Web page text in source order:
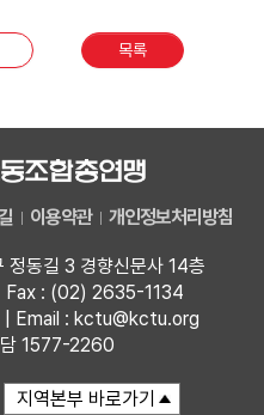
목록
이용약관 개인정보처리방침
동길 3 경향신문사 14층
: (02) 2635-1134
Email : kctu@kctu.org
담 1577-2260